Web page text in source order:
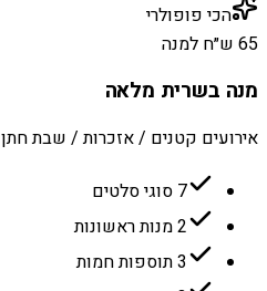
הכי פופולרי
65 ש״ח למנה
מנה בשרית מלאה
אירועים קטנים / אזכרות / שבת חתן
7 סוגי סלטים
2 מנות ראשונות
3 תוספות חמות